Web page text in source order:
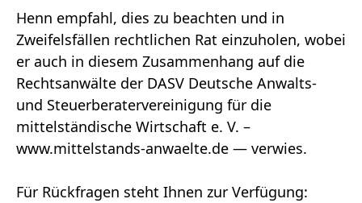
Henn empfahl, dies zu beachten und in
Zweifelsfällen rechtlichen Rat einzuholen, wobei
er auch in diesem Zusammenhang auf die
Rechtsanwälte der DASV Deutsche Anwalts-
und Steuerberatervereinigung für die
mittelständische Wirtschaft e. V. –
www.mittelstands-anwaelte.de — verwies.
Für Rückfragen steht Ihnen zur Verfügung: